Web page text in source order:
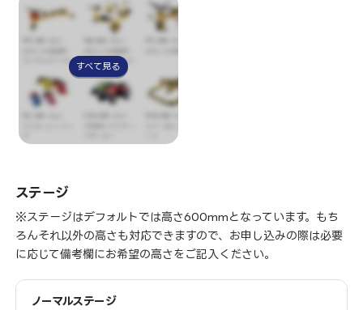
すべて見る
ステージ
※ステージはデフォルトでは高さ600mmとなっています。もち
ろんそれ以外の高さも対応できますので、お申し込みの際は必要
に応じて備考欄にお希望の高さをご記入ください。
ノーマルステージ